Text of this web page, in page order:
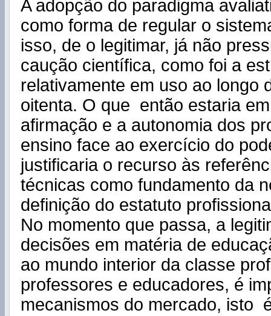
A adopção do paradigma
como forma de regular o
isso, de o legitimar, já não
caução científica, como foi a
relativamente em uso ao longo
oitenta. O que então estaria
afirmação e a autonomia dos
ensino face ao exercício do
justificaria o recurso às
técnicas como fundamento da
definição do estatuto
No momento que passa, a
decisões em matéria de
ao mundo interior da classe
professores e educadores, é
mecanismos do mercado, isto